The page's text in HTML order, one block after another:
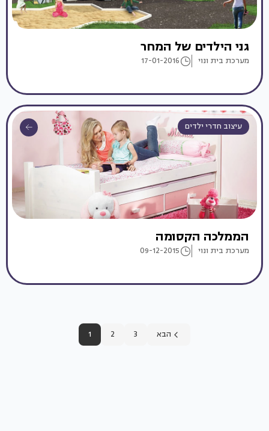
גני הילדים של המחר
מערכת בית ונוי 17-01-2016
עיצוב חדרי ילדים
הממלכה הקסומה
מערכת בית ונוי 09-12-2015
1 2 3 הבא